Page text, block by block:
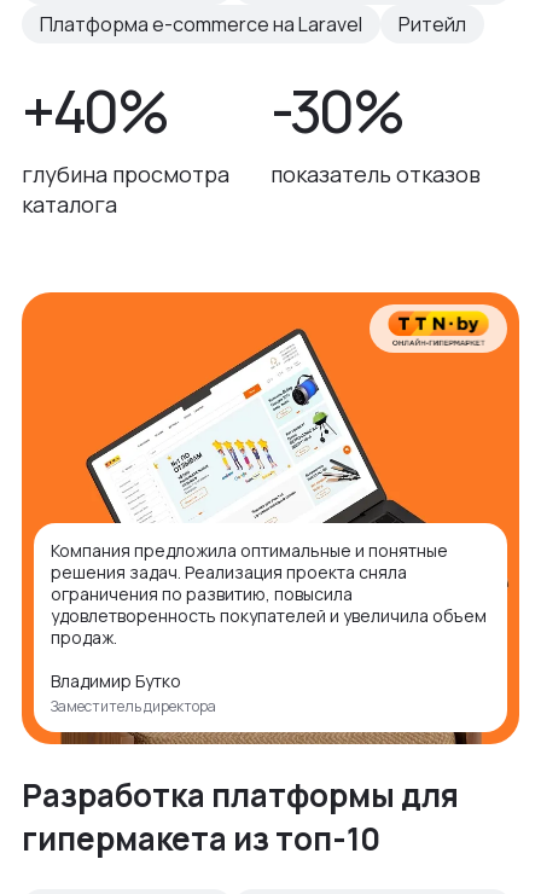
Платформа e-commerce на Laravel
Ритейл
+40%
глубина просмотра
каталога
-30%
показатель отказов
Компания предложила оптимальные и понятные
решения задач. Реализация проекта сняла
ограничения по развитию, повысила
удовлетворенность покупателей и увеличила объем
продаж.
Владимир Бутко
Заместитель директора
Разработка платформы для
гипермакета из топ-10